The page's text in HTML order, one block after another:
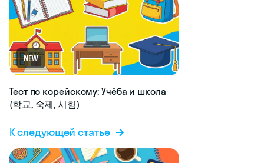
NEW
Тест по корейскому: Учёба и школа
(학교, 숙제, 시험)
К следующей статье